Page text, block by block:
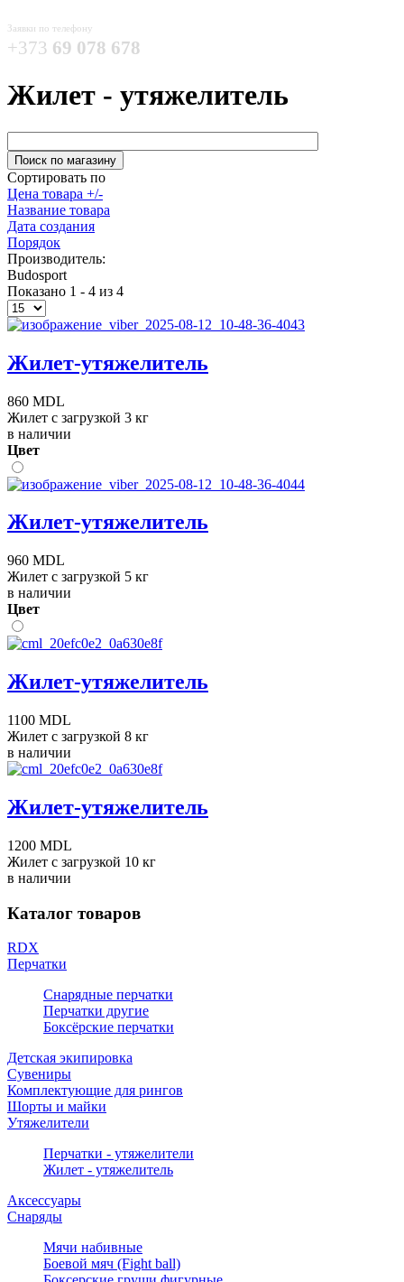
Заявки по телефону
+373 69 078 678
Жилет - утяжелитель
Сортировать по
Цена товара +/-
Название товара
Дата создания
Порядок
Производитель:
Budosport
Показано 1 - 4 из 4
Жилет-утяжелитель
860 MDL
Жилет с загрузкой 3 кг
в наличии
Цвет
Жилет-утяжелитель
960 MDL
Жилет с загрузкой 5 кг
в наличии
Цвет
Жилет-утяжелитель
1100 MDL
Жилет с загрузкой 8 кг
в наличии
Жилет-утяжелитель
1200 MDL
Жилет с загрузкой 10 кг
в наличии
Каталог товаров
RDX
Перчатки
Снарядные перчатки
Перчатки другие
Боксёрские перчатки
Детская экипировка
Сувениры
Комплектующие для рингов
Шорты и майки
Утяжелители
Перчатки - утяжелители
Жилет - утяжелитель
Аксессуары
Снаряды
Мячи набивные
Боевой мяч (Fight ball)